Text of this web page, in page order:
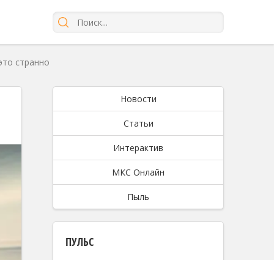
странно
Новости
Статьи
Интерактив
МКС Онлайн
Пыль
ПУЛЬС